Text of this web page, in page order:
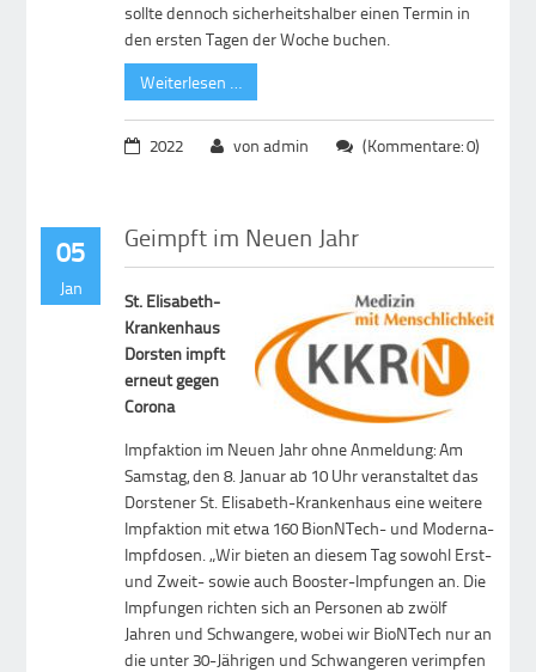
sollte dennoch sicherheitshalber einen Termin in
den ersten Tagen der Woche buchen.
Weiterlesen …
2022 von admin (Kommentare: 0)
05
Jan
Geimpft im Neuen Jahr
St. Elisabeth-
Krankenhaus
Dorsten impft
erneut gegen
Corona
Impfaktion im Neuen Jahr ohne Anmeldung: Am
Samstag, den 8. Januar ab 10 Uhr veranstaltet das
Dorstener St. Elisabeth-Krankenhaus eine weitere
Impfaktion mit etwa 160 BionNTech- und Moderna-
Impfdosen. „Wir bieten an diesem Tag sowohl Erst-
und Zweit- sowie auch Booster-Impfungen an. Die
Impfungen richten sich an Personen ab zwölf
Jahren und Schwangere, wobei wir BioNTech nur an
die unter 30-Jährigen und Schwangeren verimpfen